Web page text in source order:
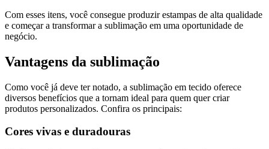
Com esses itens, você consegue produzir estampas de alta qualidade
e começar a transformar a sublimação em uma oportunidade de
negócio.
Vantagens da sublimação
Como você já deve ter notado, a sublimação em tecido oferece
diversos benefícios que a tornam ideal para quem quer criar
produtos personalizados. Confira os principais:
Cores vivas e duradouras